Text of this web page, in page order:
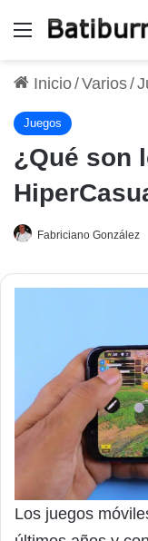
Menú
Inicio/Varios/
Juegos
¿Qué son
Fabriciano González
Los juegos